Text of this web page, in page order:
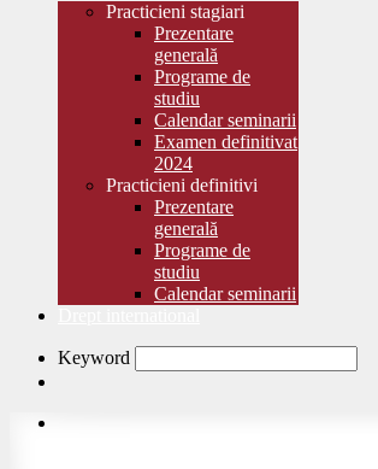
Practicieni stagiari
Prezentare
generală
Programe de
studiu
Calendar seminarii
Examen definitivat
2024
Practicieni definitivi
Prezentare
generală
Programe de
studiu
Calendar seminarii
Keyword